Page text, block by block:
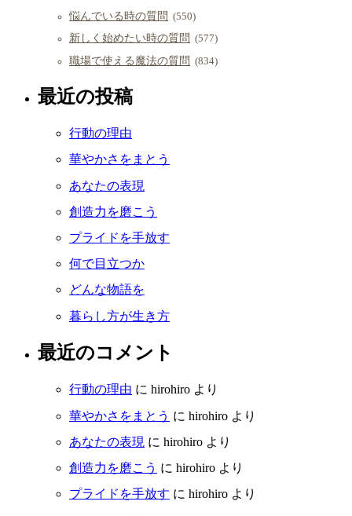
悩んでいる時の質問 (550)
新しく始めたい時の質問 (577)
職場で使える魔法の質問 (834)
最近の投稿
行動の理由
華やかさをまとう
あなたの表現
創造力を磨こう
プライドを手放す
何で目立つか
どんな物語を
暮らし方が生き方
最近のコメント
行動の理由 に hirohiro より
華やかさをまとう に hirohiro より
あなたの表現 に hirohiro より
創造力を磨こう に hirohiro より
プライドを手放す に hirohiro より